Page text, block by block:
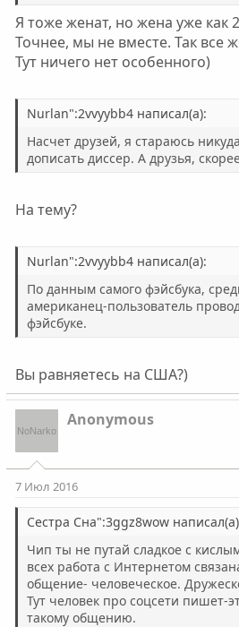
Я тоже женат, но жена уже как
Точнее, мы не вместе. Так все
Тут ничего нет особенного)
Nurlan":2vvyybb4 написал(а):
Насчет друзей, я стараюсь
дописать диссер. А друзья,
На тему?
Nurlan":2vvyybb4 написал(а):
По данным самого фэйсбука,
американец-пользователь
фэйсбуке.
Вы равняетесь на США?)
Anonymous
7 Июл 2016
Сестра Сна":3ggz8wow
Чип ты не путай сладкое с
всех работа с Интернетом
общение- человеческое.
Тут человек про соцсети пишет-
такому общению.